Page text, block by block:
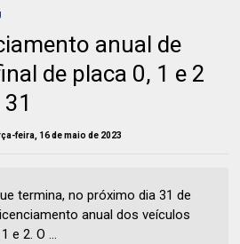
anual de
de placa 0, 1 e 2
feira, 16 de maio de 2023
termina, no próximo dia 31 de
anual dos veículos
e 2. O ...